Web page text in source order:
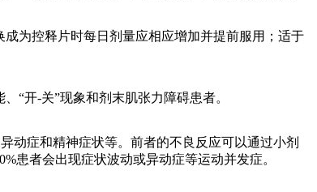
为控释片时每日剂量应相应增加并提前服用；适于
“开-关”现象和剂末肌张力障碍患者。
动症和精神症状等。前者的不良反应可以通过小剂
患者会出现症状波动或异动症等运动并发症。